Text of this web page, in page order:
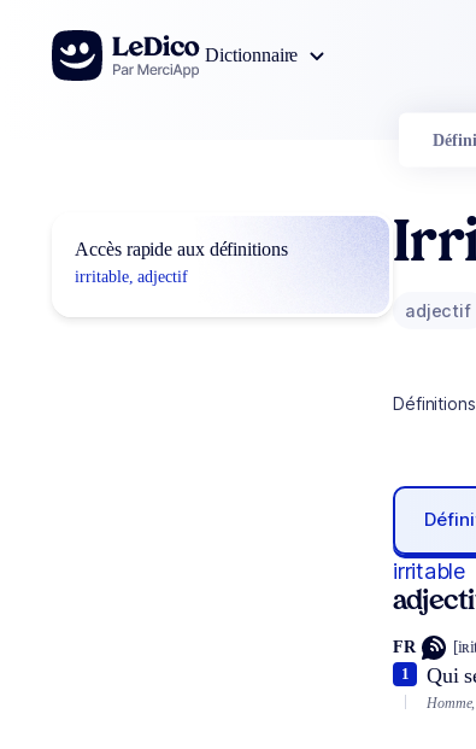
Aller au contenu
Dictionnaire
Accès rapide aux définitions
irritable, adjectif
adjectif
irritable
FR
Qui
1